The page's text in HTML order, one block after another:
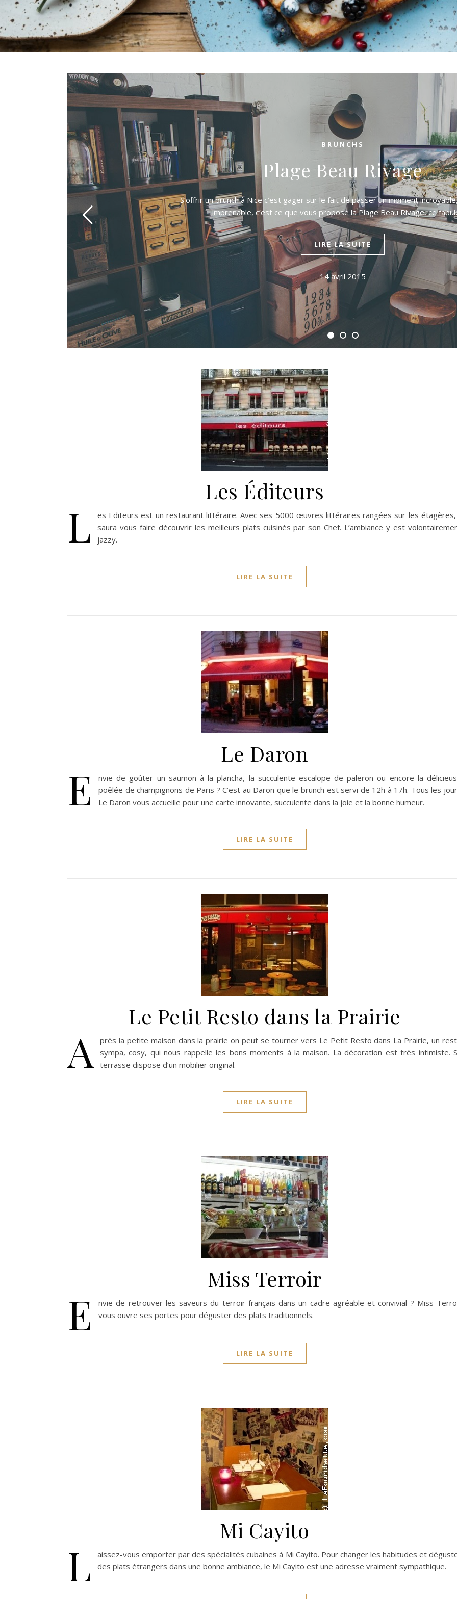
BRUNCHS
Plage Beau Rivage
S’offrir un brunch à Nice c’est gager sur le fait de passer un moment
imprenable, c’est ce que vous propose la Plage Beau Rivage, ce
LIRE LA SUITE
14 avril 2015
Les Éditeurs
L
es Editeurs est un restaurant littéraire. Avec ses 5000 œuvres littéraires rangées sur les étagères,
saura vous faire découvrir les meilleurs plats cuisinés par son Chef. L’ambiance y est
jazzy.
LIRE LA SUITE
Le Daron
E
nvie de goûter un saumon à la plancha, la succulente escalope de paleron ou encore la
poêlée de champignons de Paris ? C’est au Daron que le brunch est servi de 12h à 17h. Tous les
Le Daron vous accueille pour une carte innovante, succulente dans la joie et la bonne humeur.
LIRE LA SUITE
Le Petit Resto dans la Prairie
A
près la petite maison dans la prairie on peut se tourner vers Le Petit Resto dans La Prairie, un
sympa, cosy, qui nous rappelle les bons moments à la maison. La décoration est très intimiste.
terrasse dispose d’un mobilier original.
LIRE LA SUITE
Miss Terroir
E
nvie de retrouver les saveurs du terroir français dans un cadre agréable et convivial ? Miss
vous ouvre ses portes pour déguster des plats traditionnels.
LIRE LA SUITE
Mi Cayito
L
aissez-vous emporter par des spécialités cubaines à Mi Cayito. Pour changer les habitudes et
des plats étrangers dans une bonne ambiance, le Mi Cayito est une adresse vraiment sympathique.